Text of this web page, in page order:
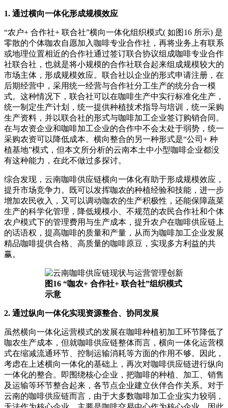
1. 通过横向一体化形成规模效应
“农户+ 合作社+ 联合社”横向一体化组织模式( 如图16 所示) 是
零散的个体咖农自愿加入咖啡专业合作社，再将业务上有联系
或地理位置相近的合作社通过签订联合协议组成咖啡专业合作
社联合社，也就是将小规模的合作社联合起来组成规模较大的
市场主体，形成规模效应。联合社以企业的形式申请注册，在
后期经营中，采用统一经营与合作社分工生产的统分合一模
式。这种情况下，联合社可以在咖啡生产中实行标准化生产，
统一制定生产计划，统一提供种植技术指导与培训，统一采购
生产资料，并以联合社的形式与咖啡加工企业签订购销合同。
在与农资企业和咖啡加工企业的合作中不会太处于弱势，统一
采购农资可以降低成本。横向整合的另一种形式是“公司+ 种
植基地”模式，但本文所分析的云南本土中小型咖啡企业都没
有这种能力，在此不做过多探讨。
综合发现，云南咖啡供应链横向一体化有助于形成规模效应，
提升市场竞争力。既可以发挥咖农的种植经验和技能，进一步
增加农民收入，又可以调动咖农的生产积极性，还能保障蔬菜
生产的科学化管理，降低规模小、不规范的农民合作社和个体
农户模式下的管理费用与生产成本，提升农户在咖啡供应链上
的话语权，提高咖啡的质量和产量，从而为咖啡加工企业发展
精品咖啡提供合格、高质量的咖啡原豆，实现多方利益的共
赢。
图16 “咖农+ 合作社+ 联合社”组织模式
示意
2. 通过纵向一体化实现资源整合、协同发展
虽然横向一体化运营模式的发展在咖啡种植初加工环节降低了
咖农生产成本，但就咖啡供应链整体而言，横向一体化运营模
式在缩减流通环节、控制运输消耗等方面的作用不够。因此，
考虑在上述横向一体化的基础上，再次对咖啡供应链进行纵向
一体化的整合。即围绕核心企业，把咖啡的种植、加工、销售
及运输等环节整合起来，各节点企业建立伙伴合作关系。对于
云南的咖啡供应链而言，由于大多数咖啡加工企业实力较弱，